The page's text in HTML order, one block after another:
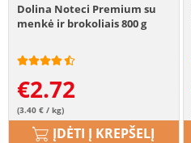
Dolina Noteci Premium su
menkė ir brokoliais 800 g
€2.72
(3.40 € / kg)
ĮDĖTI Į KREPŠELĮ